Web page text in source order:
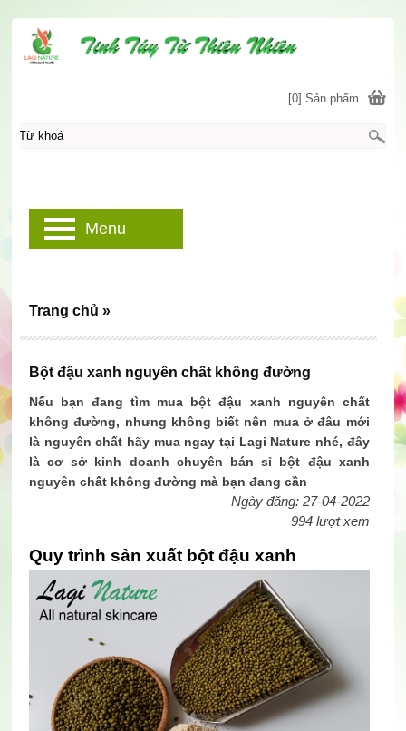
Bột đậu xanh nguyên chất không đường
Nếu bạn đang tìm mua bột đậu xanh nguyên chất
không đường, nhưng không biết nên mua ở đâu mới
là nguyên chất hãy mua ngay tại Lagi Nature nhé, đây
là cơ sở kinh doanh chuyên bán sỉ bột đậu xanh
nguyên chất không đường mà bạn đang cần
Ngày đăng: 27-04-2022
994 lượt xem
Quy trình sản xuất bột đậu xanh
Trang chủ »
[0] Sản phẩm
Menu